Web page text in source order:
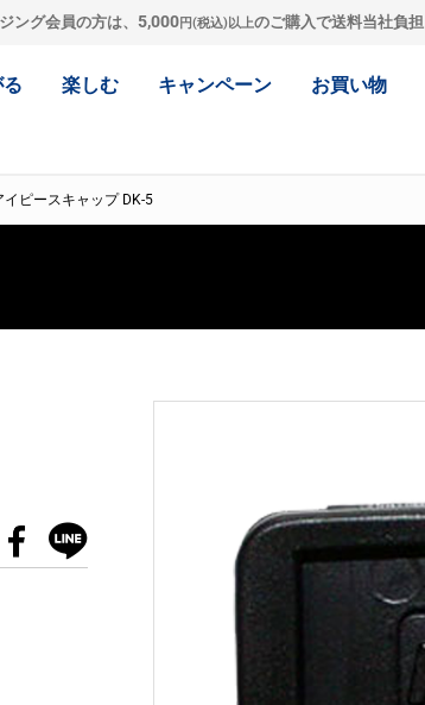
ング会員の方は、 5,000円(税込)以上のご購入で送料当社負担
楽しむ キャンペーン お買い物
イピースキャップ DK-5